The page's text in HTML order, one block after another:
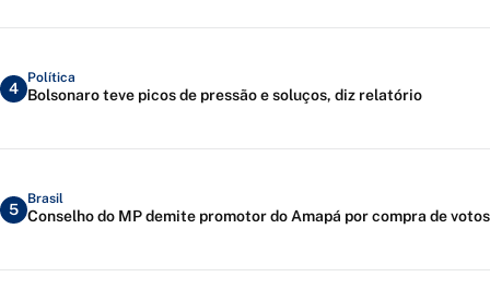
4
Política
Bolsonaro teve picos de pressão e soluços, diz relatório
5
Brasil
Conselho do MP demite promotor do Amapá por compra de votos